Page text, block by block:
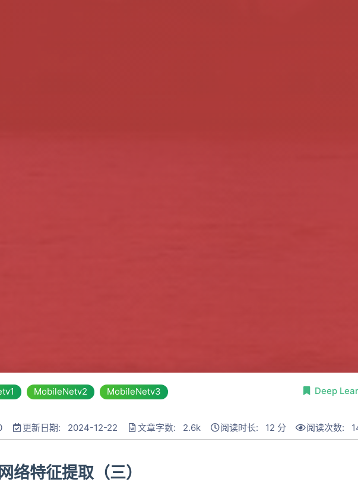
MobileNetv2 MobileNetv3 Deep
更新日期: 2024-12-22 文章字数: 2.6k 阅读时长: 12 分 阅读次数:
络特征提取（三）